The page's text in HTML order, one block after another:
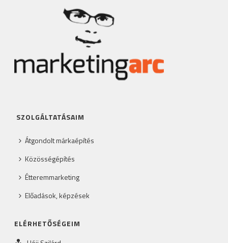
SZOLGÁLTATÁSAIM
Átgondolt márkaépítés
Közösségépítés
Étteremmarketing
Előadások, képzések
ELÉRHETŐSÉGEIM